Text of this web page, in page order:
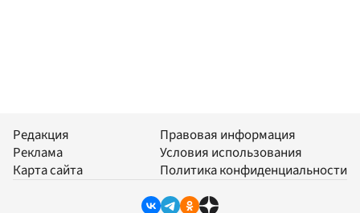
Редакция
Реклама
Карта сайта
Правовая информация
Условия использования
Политика конфиденциальности